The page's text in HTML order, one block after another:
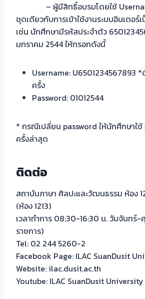
– ผู้มีสิทธิ์อบรมโดยใช้
ชุดเดียวกับการเข้าใช้งานระบบอินเตอ
เช่น นักศึกษามีรหัสประจำตัว
มกราคม 2544 ให้กรอกดังนี้
Username: U6501234567893
ครั้ง
Password: 01012544
* กรณีเปลี่ยน password ให้นักศึกษาใ
ครั้งล่าสุด
ติดต่อ
สถาบันภาษา ศิลปะและวัฒนธรรม ห้อง
(ห้อง 1213)
เวลาทำการ 08:30-16:30 น. วันจันทร์-
ราชการ)
Tel: 02 244 5260-2
Facebook Page: ILAC SuanDusit
Website: ilac.dusit.ac.th
Youtube: ILAC SuanDusit University